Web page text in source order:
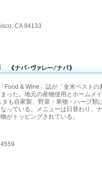
CA 94133
Food & Wine」誌が「全米ベストの
った。地元の産物使用とホームメ
も自家製、野菜・果物・ハーブ類
っている。メニューは日替わり、
がトッピングされている。